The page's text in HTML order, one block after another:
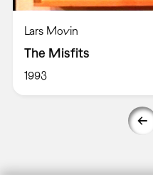
Lars Movin
The Misfits
1993